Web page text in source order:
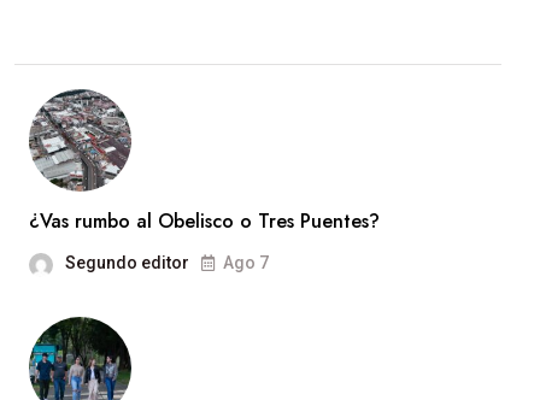
¿Vas rumbo al Obelisco o Tres Puentes?
Segundo editor Ago 7